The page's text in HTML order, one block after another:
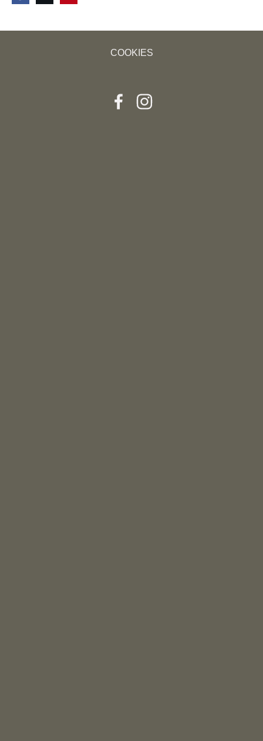
COOKIES